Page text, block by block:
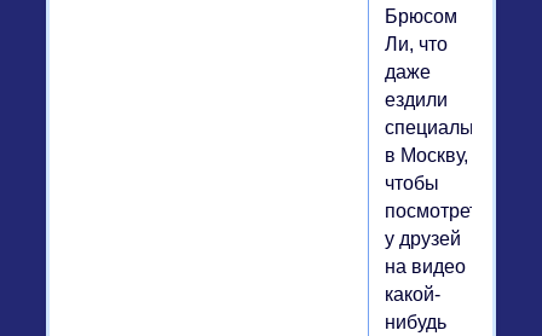
Брюсом
Ли, что
даже
ездили
специально
в Москву,
чтобы
посмотреть
у друзей
на видео
какой-
нибудь